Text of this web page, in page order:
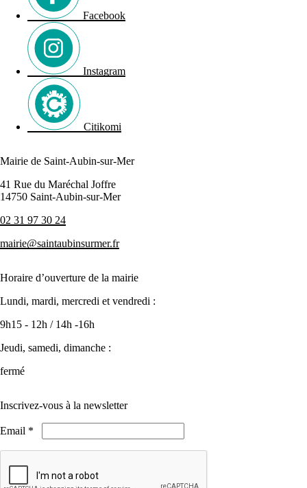
Facebook
Instagram
Citikomi
Mairie de Saint-Aubin-sur-Mer
41 Rue du Maréchal Joffre
14750 Saint-Aubin-sur-Mer
02 31 97 30 24
mairie@saintaubinsurmer.fr
Horaire d’ouverture de la mairie
Lundi, mardi, mercredi et vendredi :
9h15 - 12h / 14h -16h
Jeudi, samedi, dimanche :
fermé
Inscrivez-vous à la newsletter
Email *